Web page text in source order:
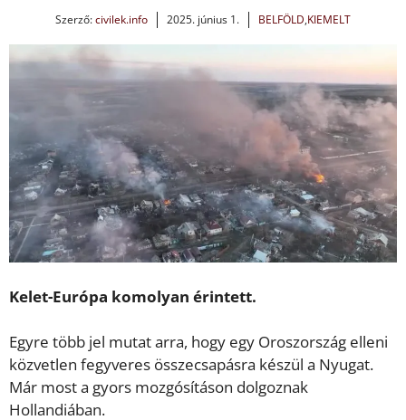
Szerző:civilek.info 2025. június 1. BELFÖLD,KIEMELT
Kelet-Európa komolyan érintett.
Egyre több jel mutat arra, hogy egy Oroszország elleni
közvetlen fegyveres összecsapásra készül a Nyugat.
Már most a gyors mozgósításon dolgoznak
Hollandiában.